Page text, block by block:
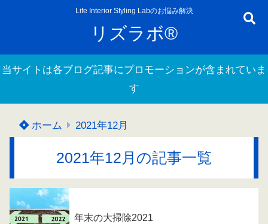
Life Interior Styling Labのお悩み解決
リズラボ®
当サイトは各ブログ記事にプロモーションが含まれていま
す
ホーム 2021年12月
2021年12月の記事一覧
年末の大掃除2021